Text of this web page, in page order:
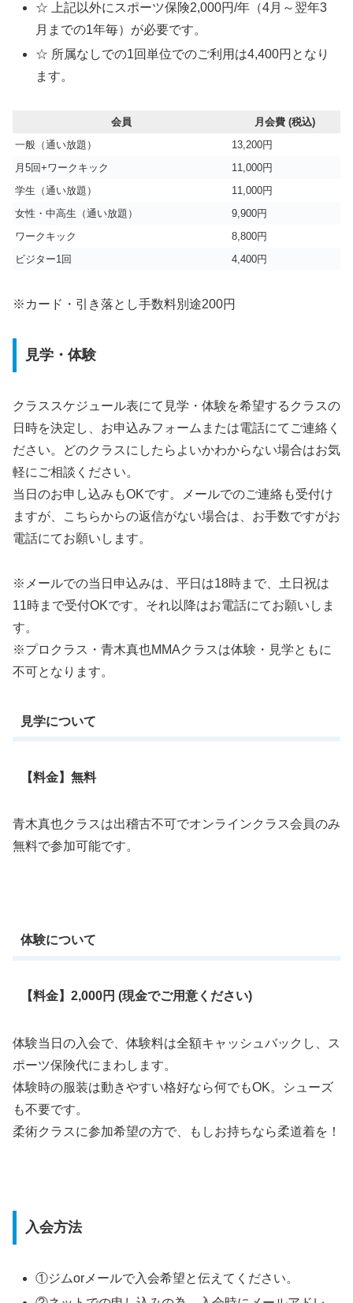
☆ 上記以外にスポーツ保険2,000円/年（4月～翌年3
月までの1年毎）が必要です。
☆ 所属なしでの1回単位でのご利用は4,400円となり
ます。
会員
月会費 (税込)
一般（通い放題）
13,200円
月5回+ワークキック
11,000円
学生（通い放題）
11,000円
女性・中高生（通い放題）
9,900円
ワークキック
8,800円
ビジター1回
4,400円
※カード・引き落とし手数料別途200円
見学・体験
クラススケジュール表にて見学・体験を希望するクラスの
日時を決定し、お申込みフォームまたは電話にてご連絡く
ださい。どのクラスにしたらよいかわからない場合はお気
軽にご相談ください。
当日のお申し込みもOKです。メールでのご連絡も受付け
ますが、こちらからの返信がない場合は、お手数ですがお
電話にてお願いします。
※メールでの当日申込みは、平日は18時まで、土日祝は
11時まで受付OKです。それ以降はお電話にてお願いしま
す。
※プロクラス・青木真也MMAクラスは体験・見学ともに
不可となります。
見学について
【料金】無料
青木真也クラスは出稽古不可でオンラインクラス会員のみ
無料で参加可能です。
体験について
【料金】2,000円 (現金でご用意ください)
体験当日の入会で、体験料は全額キャッシュバックし、ス
ポーツ保険代にまわします。
体験時の服装は動きやすい格好なら何でもOK。シューズ
も不要です。
柔術クラスに参加希望の方で、もしお持ちなら柔道着を！
入会方法
①ジムorメールで入会希望と伝えてください。